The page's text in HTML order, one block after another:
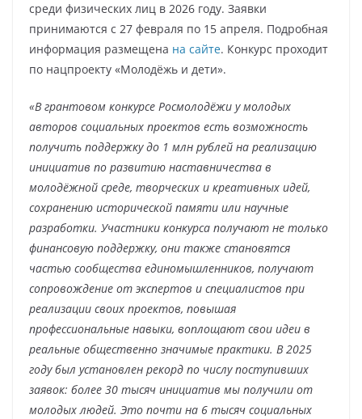
среди физических лиц в 2026 году. Заявки
принимаются с 27 февраля по 15 апреля. Подробная
информация размещена на сайте. Конкурс проходит
по нацпроекту «Молодёжь и дети».
«В грантовом конкурсе Росмолодёжи у молодых
авторов социальных проектов есть возможность
получить поддержку до 1 млн рублей на реализацию
инициатив по развитию наставничества в
молодёжной среде, творческих и креативных идей,
сохранению исторической памяти или научные
разработки. Участники конкурса получают не только
финансовую поддержку, они также становятся
частью сообщества единомышленников, получают
сопровождение от экспертов и специалистов при
реализации своих проектов, повышая
профессиональные навыки, воплощают свои идеи в
реальные общественно значимые практики. В 2025
году был установлен рекорд по числу поступивших
заявок: более 30 тысяч инициатив мы получили от
молодых людей. Это почти на 6 тысяч социальных